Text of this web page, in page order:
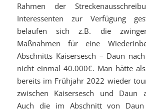
Rahmen der
Interessenten zur Verfügung
belaufen sich z.B. die
Maßnahmen für eine
Abschnitts Kaisersesch – Daun
nicht einmal 40.000€. Man hätte
bereits im Frühjahr 2022 wieder
zwischen Kaisersesch und Daun
Auch die im Abschnitt von Daun